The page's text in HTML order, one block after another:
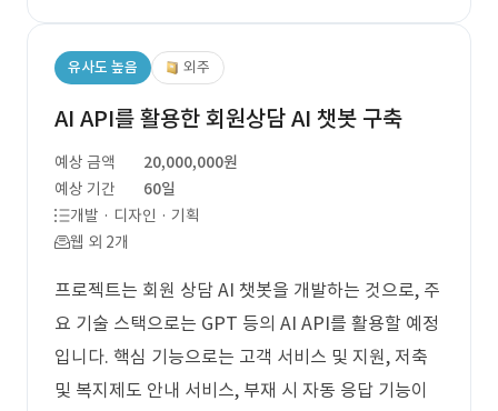
유사도 높음 외주
AI API를 활용한 회원상담 AI 챗봇 구축
예상 금액
20,000,000원
예상 기간
60일
개발 · 디자인 · 기획
웹 외 2개
프로젝트는 회원 상담 AI 챗봇을 개발하는 것으로, 주
요 기술 스택으로는 GPT 등의 AI API를 활용할 예정
입니다. 핵심 기능으로는 고객 서비스 및 지원, 저축
및 복지제도 안내 서비스, 부재 시 자동 응답 기능이